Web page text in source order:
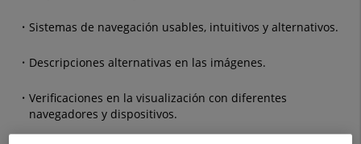
Sistemas de navegación usables, intuitivos y alternativos.
Descripciones alternativas en las imágenes.
Verificaciones en la visualización con diferentes
navegadores y dispositivos.